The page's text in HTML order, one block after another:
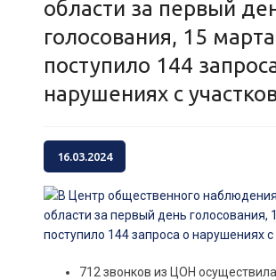
области за первый
голосования, 15
поступило 144
нарушениях с
16.03.2024
712 звонков из ЦОН